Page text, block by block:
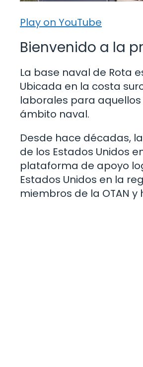
Play on YouTube
Bienvenido a la
La base naval de Rota
Ubicada en la costa
laborales para
ámbito naval.
Desde hace décadas,
de los Estados Unidos
plataforma de apoyo
Estados Unidos en la
miembros de la OTAN